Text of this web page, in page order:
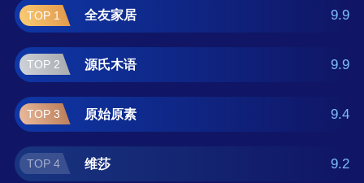
家/IKEA、青岛一木、林氏家居、红苹果/RED
APPLE、双叶、光明家具 。如果您正在查找北
欧橡木餐桌什么牌子好？那么本北欧橡木餐桌
十大品牌榜单可供您作为选购参考，我们致力
于用最真实的数据提供北欧橡木餐桌品牌推
荐，让您选得放心。(榜单每月更新一次)
TOP 1 全友家居 9.9
TOP 2 源氏木语 9.9
TOP 3 原始原素 9.4
TOP 4 维莎 9.2